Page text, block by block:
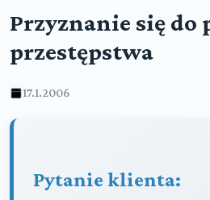
Przyznanie się do
przestępstwa
17.1.2006
Pytanie klienta: